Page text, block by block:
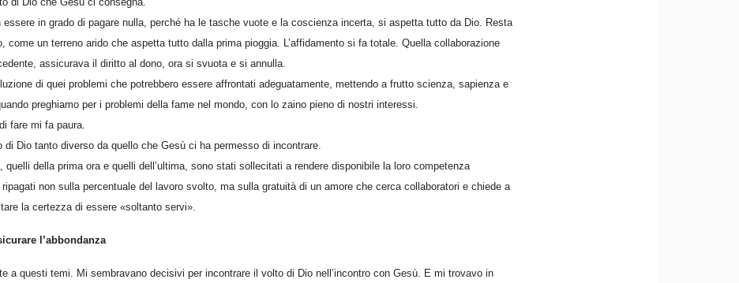
essere in grado di pagare nulla, perché ha le tasche vuote e la coscienza incerta, si aspetta tutto da Dio. Resta
come un terreno arido che aspetta tutto dalla prima pioggia. L’affidamento si fa totale. Quella collaborazione
assicurava il diritto al dono, ora si svuota e si annulla.
di quei problemi che potrebbero essere affrontati adeguatamente, mettendo a frutto scienza, sapienza e
preghiamo per i problemi della fame nel mondo, con lo zaino pieno di nostri interessi.
fare mi fa paura.
di Dio tanto diverso da quello che Gesù ci ha permesso di incontrare.
quelli della prima ora e quelli dell’ultima, sono stati sollecitati a rendere disponibile la loro competenza
non sulla percentuale del lavoro svolto, ma sulla gratuità di un amore che cerca collaboratori e chiede a
la certezza di essere «soltanto servi».
l’abbondanza
a questi temi. Mi sembravano decisivi per incontrare il volto di Dio nell’incontro con Gesù. E mi trovavo in